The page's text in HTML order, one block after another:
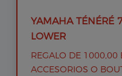
YAMAHA TÉNÉRÉ
LOWER
REGALO DE 1000,00
ACCESORIOS O